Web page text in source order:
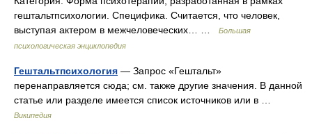
гештальтпсихологии. Специфика. Считается, что человек,
выступая актером в межчеловеческих… …
Большая
психологическая энциклопедия
Гештальтпсихология — Запрос «Гештальт»
перенаправляется сюда; см. также другие значения. В данной
статье или разделе имеется список источников или в …
Википедия